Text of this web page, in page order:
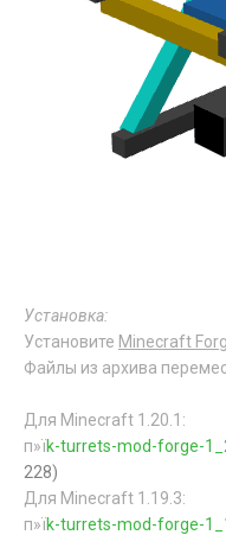
Установка:
Установите Minecraft
Файлы из архива
Для Minecraft 1.20.1:
п»їk-turrets-mod-forge-
228)
Для Minecraft 1.19.3:
п»їk-turrets-mod-forge-